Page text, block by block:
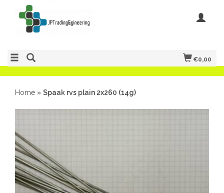
€0,00
Home » Spaak rvs plain 2x260 (14g)